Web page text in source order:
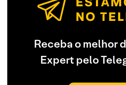
Receba o melhor
Expert pelo